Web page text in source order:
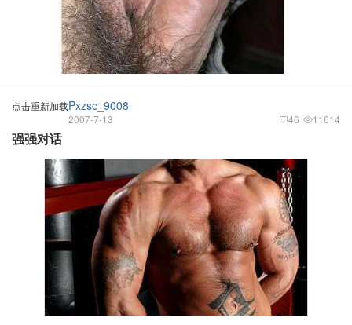
点击重新加载Pxzsc_9008
2007-7-13 11614
46
强强对话